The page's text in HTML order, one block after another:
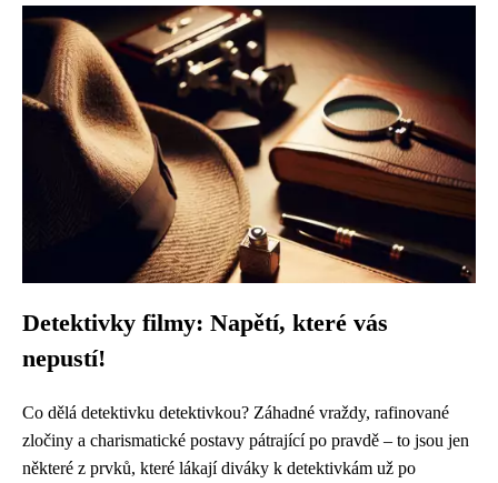
Detektivky filmy: Napětí, které vás
nepustí!
Co dělá detektivku detektivkou? Záhadné vraždy, rafinované
zločiny a charismatické postavy pátrající po pravdě – to jsou jen
některé z prvků, které lákají diváky k detektivkám už po